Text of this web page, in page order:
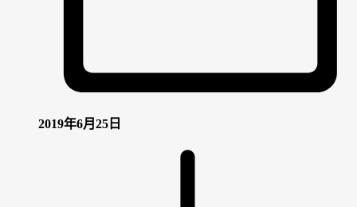
2019年6月25日